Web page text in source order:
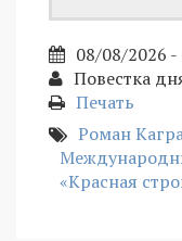
08/08/2026 -
Повестка
Печать
Роман
«Красная